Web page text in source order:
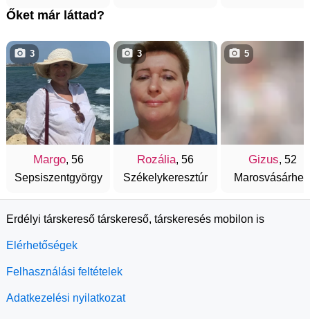
Őket már láttad?
Margo, 56
Sepsiszentgyörgy
3
Rozália, 56
Székelykeresztúr
3
Gizus, 52
5
Erdélyi társkereső társkereső, társkeresés mobilon is
Elérhetőségek
Felhasználási feltételek
Adatkezelési nyilatkozat